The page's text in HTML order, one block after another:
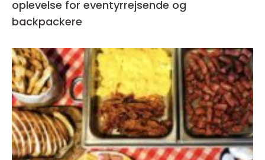
oplevelse for eventyrrejsende og
backpackere